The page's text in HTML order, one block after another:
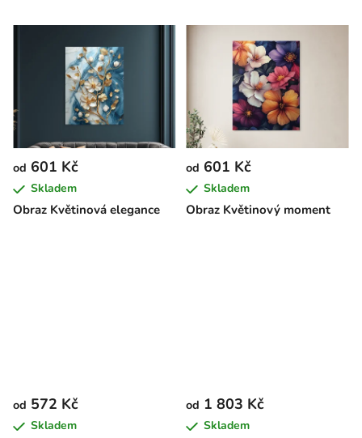
Obraz Květinová elegance
od 601 Kč
Skladem
Obraz Květinový moment
od 601 Kč
Skladem
od 572 Kč
Skladem
od 1 803 Kč
Skladem